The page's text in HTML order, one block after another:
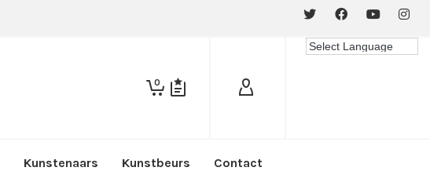
0
Kunstenaars Kunstbeurs Contact